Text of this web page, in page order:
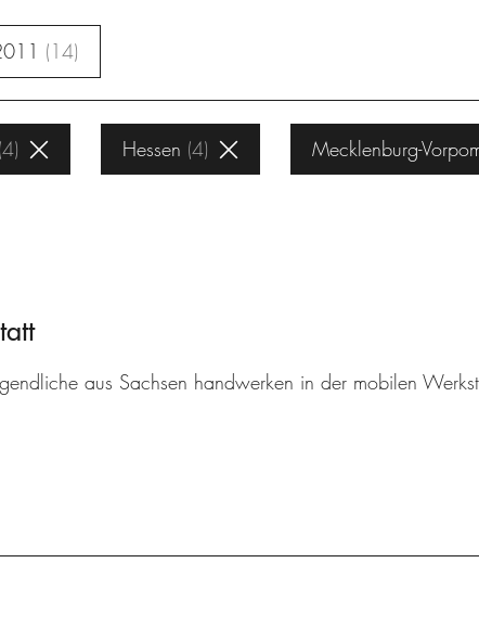
14
4 Hessen 4 Mecklenburg-
aus Sachsen handwerken in der mobilen